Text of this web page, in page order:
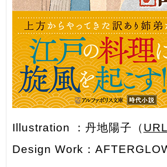
Illustration ：丹地陽子（ URL
Design Work：